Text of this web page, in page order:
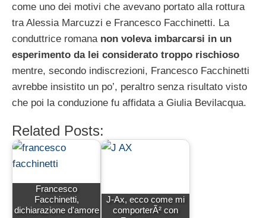
come uno dei motivi che avevano portato alla rottura
tra Alessia Marcuzzi e Francesco Facchinetti. La
conduttrice romana non voleva imbarcarsi in un
esperimento da lei considerato troppo rischioso
mentre, secondo indiscrezioni, Francesco Facchinetti
avrebbe insistito un po’, peraltro senza risultato visto
che poi la conduzione fu affidata a Giulia Bevilacqua.
Related Posts:
Francesco
Facchinetti,
dichiarazione d'amore
J-Ax, ecco come mi
comporterÃ² con